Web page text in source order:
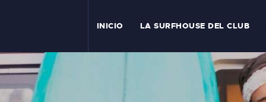
INICIO LA SURFHOUSE DEL CLUB